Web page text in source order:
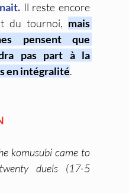
Il reste encore
du tournoi, mais
pensent que
pas part à la
en intégralité.
komusubi came to
duels (17-5